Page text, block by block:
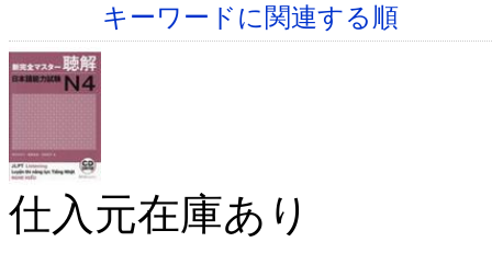
キーワードに関連する順
仕入元在庫あり